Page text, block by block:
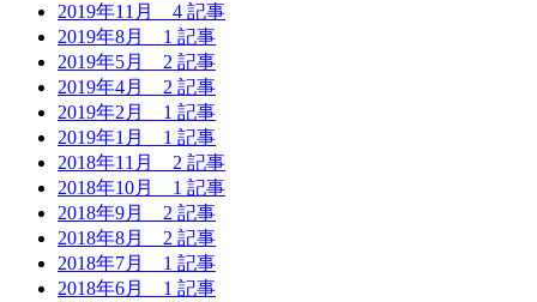
2019年11月 4 記事
2019年8月 1 記事
2019年5月 2 記事
2019年4月 2 記事
2019年2月 1 記事
2019年1月 1 記事
2018年11月 2 記事
2018年10月 1 記事
2018年9月 2 記事
2018年8月 2 記事
2018年7月 1 記事
2018年6月 1 記事